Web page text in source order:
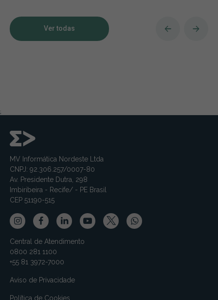
Ver todas
;
MV Informática Nordeste Ltda
CNPJ: 92.306.257/0007-80
Av. Presidente Dutra, 298
Imbiribeira - Recife/ - PE Brasil
CEP 51190-515
Central de Atendimento
0800 281 1100
+55 81 3972-7000
Aviso de Privacidade
Política de Cookies